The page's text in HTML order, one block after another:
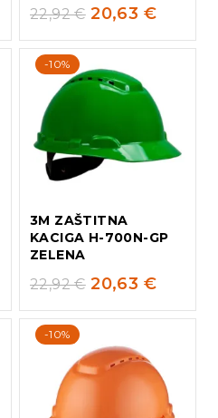
22,92€ 20,63 €
-10%
3M ZAŠTITNA
KACIGA H-700N-GP
ZELENA
22,92€ 20,63 €
-10%